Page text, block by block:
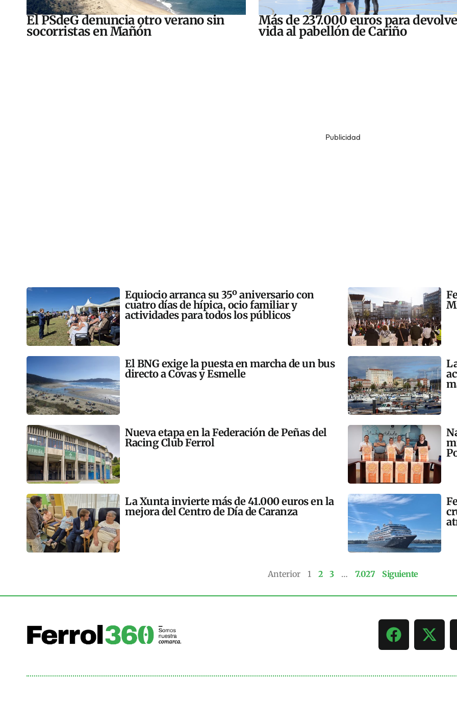
El PSdeG denuncia otro verano sin
socorristas en Mañón
Más de 237.000 euros para
vida al pabellón de Cariño
Publicidad
Equiocio arranca su 35º aniversario con
cuatro días de hípica, ocio familiar y
actividades para todos los públicos
El BNG exige la puesta en marcha de un bus
directo a Covas y Esmelle
Nueva etapa en la Federación de Peñas del
Racing Club Ferrol
La Xunta invierte más de 41.000 euros en la
mejora del Centro de Día de Caranza
Anterior 1 2 3 … 7.027 Siguiente